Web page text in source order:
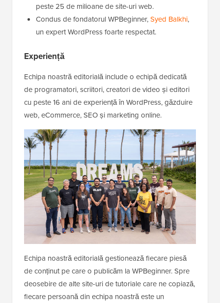
peste 25 de milioane de site-uri web.
Condus de fondatorul WPBeginner,Syed Balkhi,
un expert WordPress foarte respectat.
Experiență
Echipa noastră editorială include o echipă dedicată
de programatori, scriitori, creatori de video și editori
cu peste 16 ani de experiență în WordPress, găzduire
web, eCommerce, SEO și marketing online.
Echipa noastră editorială gestionează fiecare piesă
de conținut pe care o publicăm la WPBeginner. Spre
deosebire de alte site-uri de tutoriale care ne copiază,
fiecare persoană din echipa noastră este un